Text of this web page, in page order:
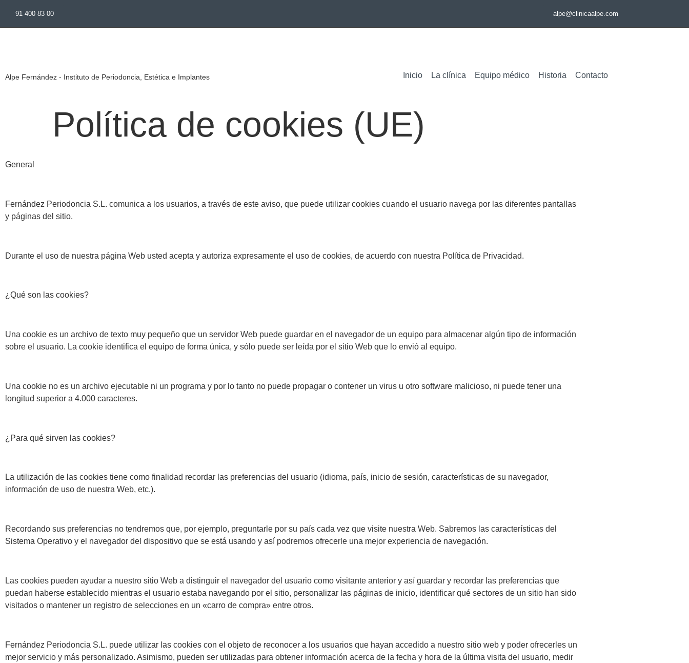
91 400 83 00 alpe@clinicaalpe.com
Alpe Fernández - Instituto de Periodoncia, Estética e Implantes Inicio La clínica Equipo médico Historia Contacto
Política de cookies (UE)
General
Fernández Periodoncia S.L. comunica a los usuarios, a través de este aviso, que puede utilizar cookies cuando el usuario navega por las diferentes pantallas
y páginas del sitio.
Durante el uso de nuestra página Web usted acepta y autoriza expresamente el uso de cookies, de acuerdo con nuestra Política de Privacidad.
¿Qué son las cookies?
Una cookie es un archivo de texto muy pequeño que un servidor Web puede guardar en el navegador de un equipo para almacenar algún tipo de información
sobre el usuario. La cookie identifica el equipo de forma única, y sólo puede ser leída por el sitio Web que lo envió al equipo.
Una cookie no es un archivo ejecutable ni un programa y por lo tanto no puede propagar o contener un virus u otro software malicioso, ni puede tener una
longitud superior a 4.000 caracteres.
¿Para qué sirven las cookies?
La utilización de las cookies tiene como finalidad recordar las preferencias del usuario (idioma, país, inicio de sesión, características de su navegador,
información de uso de nuestra Web, etc.).
Recordando sus preferencias no tendremos que, por ejemplo, preguntarle por su país cada vez que visite nuestra Web. Sabremos las características del
Sistema Operativo y el navegador del dispositivo que se está usando y así podremos ofrecerle una mejor experiencia de navegación.
Las cookies pueden ayudar a nuestro sitio Web a distinguir el navegador del usuario como visitante anterior y así guardar y recordar las preferencias que
puedan haberse establecido mientras el usuario estaba navegando por el sitio, personalizar las páginas de inicio, identificar qué sectores de un sitio han sido
visitados o mantener un registro de selecciones en un «carro de compra» entre otros.
Fernández Periodoncia S.L. puede utilizar las cookies con el objeto de reconocer a los usuarios que hayan accedido a nuestro sitio web y poder ofrecerles un
mejor servicio y más personalizado. Asimismo, pueden ser utilizadas para obtener información acerca de la fecha y hora de la última visita del usuario, medir